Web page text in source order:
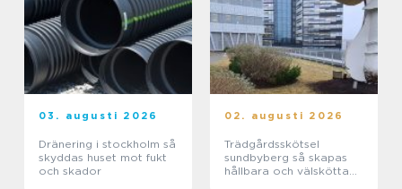
03. augusti 2026
Dränering i stockholm så
skyddas huset mot fukt
och skador
02. augusti 2026
Trädgårdsskötsel
sundbyberg så skapas
hållbara och välskötta